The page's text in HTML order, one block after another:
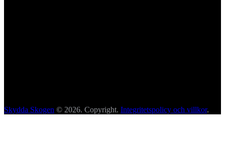
Skydda Skogen © 2026. Copyright. Integritetspolicy och villkor.